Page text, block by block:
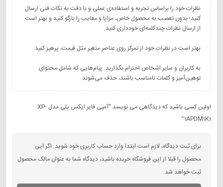
نظرات خود را براساس تجربه و استفاده‌ی عملی و با دقت به نکات فنی ارسال
کنید؛ بدون تعصب به محصول خاص، مزایا و معایب را بازگو کنید و بهتر است
به کاربران و سایر اشخاص احترام بگذارید. پیام‌هایی که شامل محتوای
توهین‌آمیز و کلمات نامناسب باشند، حذف می‌شوند.
اولین کسی باشید که دیدگاهی می نویسد “آمپی فایر ایکس پلی مدل XP-
1APDM1K1”
برای ثبت دیدگاه، لازم است ابتدا وارد حساب کاربری خود شوید. اگر این
محصول را قبلا از این فروشگاه خریده باشید، دیدگاه شما به عنوان مالک محصول
ثبت خواهد شد.